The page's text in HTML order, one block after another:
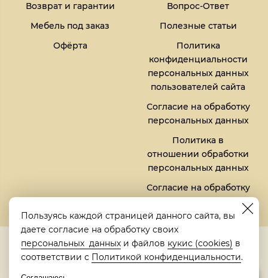
Возврат и гарантии
Мебель под заказ
Офёрта
Вопрос-Ответ
Полезные статьи
Политика
конфиденциальности
персональных данных
пользователей сайта
Согласие на обработку
персональных данных
Политика в
отношении обработки
персональных данных
Согласие на обработку
файлов кукис (cookies)
5,0
Рейтинг в Яндексе
Пользуясь каждой страницей данного сайта, вы
даете согласие на обработку своих
персональных данных и файлов кукис (cookies) в
соответствии с Политикой конфиденциальности.